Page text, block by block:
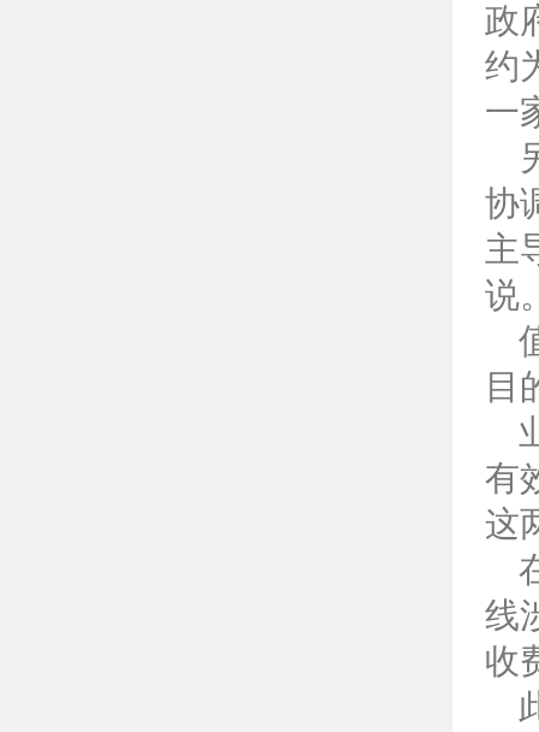
政
约
一
协
主
说
目
有
这
线
收